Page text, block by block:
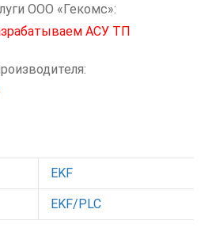
ООО «Гекомс»:
АСУ ТП
EKF
EKF/PLC